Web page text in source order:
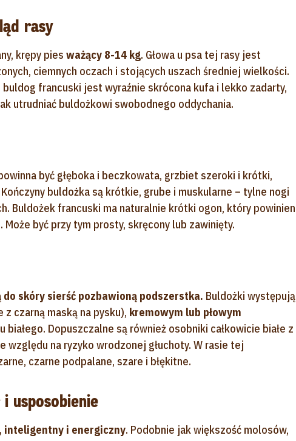
rasy
krępy pies ważący 8-14 kg. Głowa u psa tej rasy jest
ciemnych oczach i stojących uszach średniej wielkości.
francuski jest wyraźnie skrócona kufa i lekko zadarty,
utrudniać buldożkowi swobodnego oddychania.
być głęboka i beczkowata, grzbiet szeroki i krótki,
buldożka są krótkie, grube i muskularne – tylne nogi
Buldożek francuski ma naturalnie krótki ogon, który powinien
Może być przy tym prosty, skręcony lub zawinięty.
skóry sierść pozbawioną podszerstka. Buldożki występują
z czarną maską na pysku), kremowym lub płowym
Dopuszczalne są również osobniki całkowicie białe z
względu na ryzyko wrodzonej głuchoty. W rasie tej
czarne podpalane, szare i błękitne.
usposobienie
inteligentny i energiczny. Podobnie jak większość molosów,